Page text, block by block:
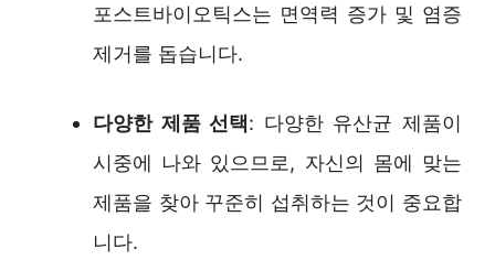
포스트바이오틱스는 면역력 증가 및 염증
제거를 돕습니다.
다양한 제품 선택: 다양한 유산균 제품이
시중에 나와 있으므로, 자신의 몸에 맞는
제품을 찾아 꾸준히 섭취하는 것이 중요합
니다.